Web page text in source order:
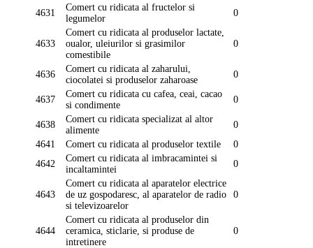
4631
Comert cu ridicata al fructelor si
legumelor
0
4633
Comert cu ridicata al produselor lactate,
oualor, uleiurilor si grasimilor
comestibile
0
4636
Comert cu ridicata al zaharului,
ciocolatei si produselor zaharoase
0
4637
Comert cu ridicata cu cafea, ceai, cacao
si condimente
0
4638
Comert cu ridicata specializat al altor
alimente
0
4641
Comert cu ridicata al produselor textile
0
4642
Comert cu ridicata al imbracamintei si
incaltamintei
0
4643
Comert cu ridicata al aparatelor electrice
de uz gospodaresc, al aparatelor de radio
si televizoarelor
0
4644
Comert cu ridicata al produselor din
ceramica, sticlarie, si produse de
intretinere
0